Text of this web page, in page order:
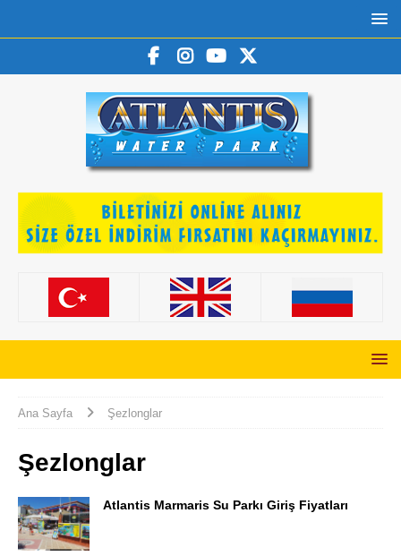
Ana Sayfa Şezlonglar
Şezlonglar
Atlantis Marmaris Su Parkı Giriş Fiyatları